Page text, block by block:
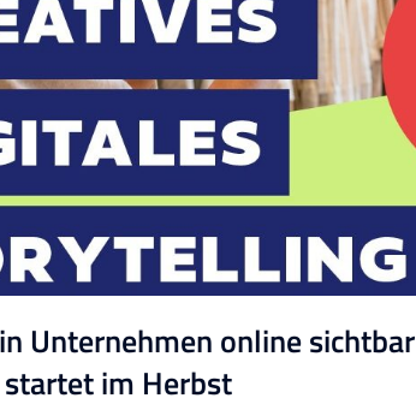
Unternehmen online
im Herbst